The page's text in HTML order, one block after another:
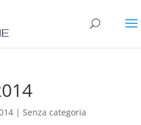
| Senza categoria